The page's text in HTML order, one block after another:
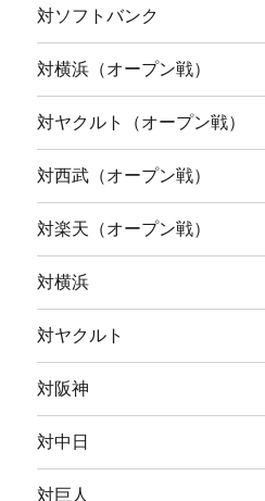
対ソフトバンク
対横浜（オープン戦）
対ヤクルト（オープン戦）
対西武（オープン戦）
対楽天（オープン戦）
対横浜
対ヤクルト
対阪神
対中日
対巨人